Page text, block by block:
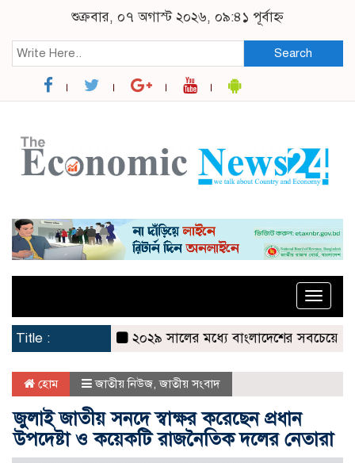
শুক্রবার, ০৭ অগাস্ট ২০২৬, ০৯:৪১ পূর্বাহ্ন
Search
Toggle
Title :
২০২৯ সালের মধ্যে বাংলাদেশের সবচেয়ে বিশ্বস্ত,
হোম জাতীয় নিউজ ,জাতীয় সংবাদ
জুলাই জাতীয় সনদে স্বাক্ষর করেছেন প্রধান
উপদেষ্টা ও কয়েকটি রাজনৈতিক দলের নেতারা